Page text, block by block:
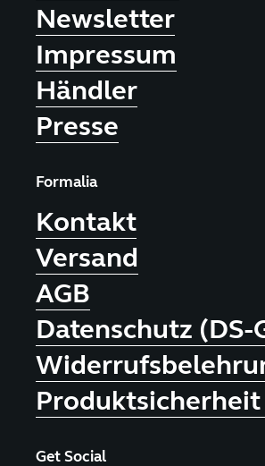
Newsletter
Impressum
Händler
Presse
Formalia
Kontakt
Versand
AGB
Datenschutz (DS-
Produktsicherheit
Get Social